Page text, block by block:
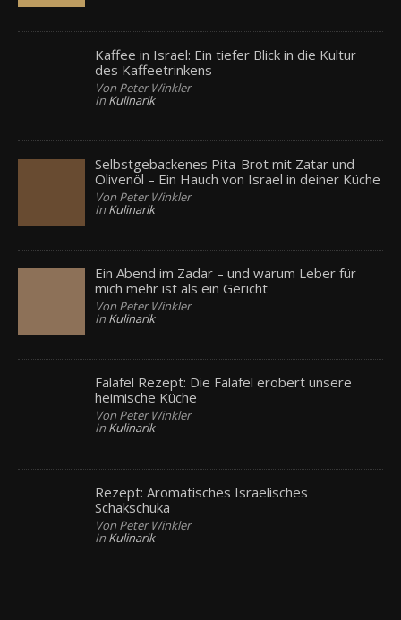
Kaffee in Israel: Ein tiefer Blick in die Kultur
des Kaffeetrinkens
Von Peter Winkler
In Kulinarik
Selbstgebackenes Pita-Brot mit Zatar und
Olivenöl – Ein Hauch von Israel in deiner Küche
Von Peter Winkler
In Kulinarik
Ein Abend im Zadar – und warum Leber für
mich mehr ist als ein Gericht
Von Peter Winkler
In Kulinarik
Falafel Rezept: Die Falafel erobert unsere
heimische Küche
Von Peter Winkler
In Kulinarik
Rezept: Aromatisches Israelisches
Schakschuka
Von Peter Winkler
In Kulinarik